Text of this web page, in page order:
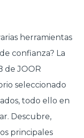
herramientas
confianza? La
de JOOR
seleccionado
todo ello en
Descubre,
principales